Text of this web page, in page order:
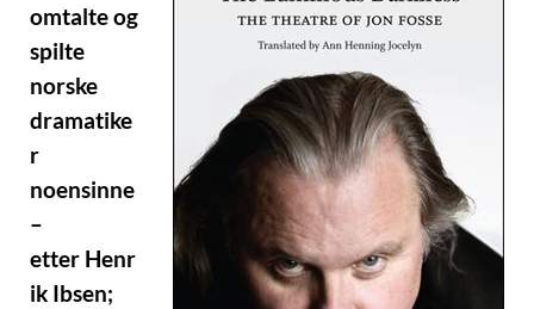
omtalte og
spilte
norske
dramatike
r
noensinne
–
etter Henr
ik Ibsen;